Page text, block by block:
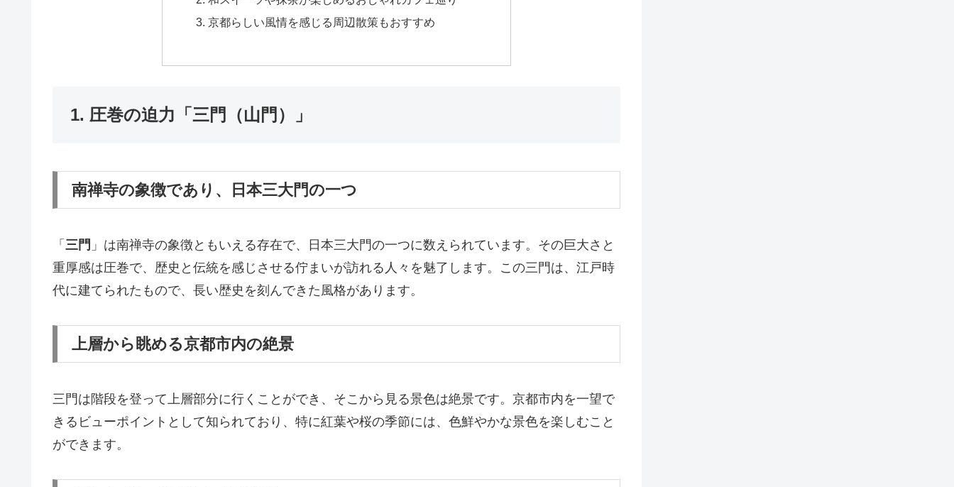
京都らしい風情を感じる周辺散策もおすすめ
1. 圧巻の迫力「三門（山門）」
南禅寺の象徴であり、日本三大門の一つ
「 三門 」は南禅寺の象徴ともいえる存在で、日本三大門の一つに数えられています。その巨大さと
重厚感は圧巻で、歴史と伝統を感じさせる佇まいが訪れる人々を魅了します。この三門は、江戸時
代に建てられたもので、長い歴史を刻んできた風格があります。
上層から眺める京都市内の絶景
三門は階段を登って上層部分に行くことができ、そこから見る景色は絶景です。京都市内を一望で
きるビューポイントとして知られており、特に紅葉や桜の季節には、色鮮やかな景色を楽しむこと
ができます。